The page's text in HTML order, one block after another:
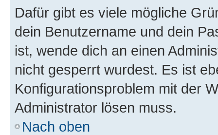
Dafür gibt es viele mögliche
dein Benutzername und dein
ist, wende dich an einen
nicht gesperrt wurdest. Es ist
Konfigurationsproblem mit der
Administrator lösen muss.
Nach oben